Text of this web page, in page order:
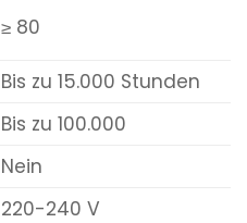
≥ 80
Bis zu 15.000 Stunden
Bis zu 100.000
Nein
220-240 V